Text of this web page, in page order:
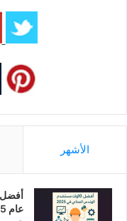
الأشهر
عام 2025